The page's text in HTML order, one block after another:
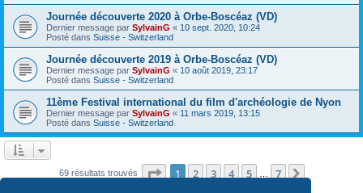
Journée découverte 2020 à Orbe-Boscéaz (VD)
Dernier message par SylvainG « 10 sept. 2020, 10:24
Posté dans Suisse - Switzerland
Journée découverte 2019 à Orbe-Boscéaz (VD)
Dernier message par SylvainG « 10 août 2019, 23:17
Posté dans Suisse - Switzerland
11ème Festival international du film d'archéologie de Nyon
Dernier message par SylvainG « 11 mars 2019, 13:15
Posté dans Suisse - Switzerland
69 résultats trouvés Page 1sur7
1 2 3 4 5 7